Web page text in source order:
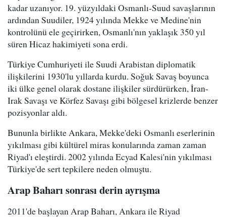
kadar uzanıyor. 19. yüzyıldaki Osmanlı-Suud savaşlarının
ardından Suudiler, 1924 yılında Mekke ve Medine'nin
kontrolünü ele geçirirken, Osmanlı'nın yaklaşık 350 yıl
süren Hicaz hakimiyeti sona erdi.
Türkiye Cumhuriyeti ile Suudi Arabistan diplomatik
ilişkilerini 1930'lu yıllarda kurdu. Soğuk Savaş boyunca
iki ülke genel olarak dostane ilişkiler sürdürürken, İran-
Irak Savaşı ve Körfez Savaşı gibi bölgesel krizlerde benzer
pozisyonlar aldı.
Bununla birlikte Ankara, Mekke'deki Osmanlı eserlerinin
yıkılması gibi kültürel miras konularında zaman zaman
Riyad'ı eleştirdi. 2002 yılında Ecyad Kalesi'nin yıkılması
Türkiye'de sert tepkilere neden olmuştu.
Arap Baharı sonrası derin ayrışma
2011'de başlayan Arap Baharı, Ankara ile Riyad